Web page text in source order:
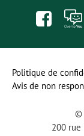
Like
us
on
©
200 rue
Politique de
Avis de non